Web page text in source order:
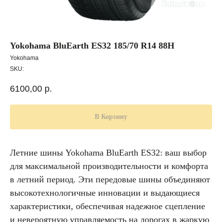
Yokohama BluEarth ES32 185/70 R14 88H
Yokohama
SKU:
6100,00 р.
В Корзину
Летние шины Yokohama BluEarth ES32: ваш выбор
для максимальной производительности и комфорта
в летний период. Эти передовые шины объединяют
высокотехнологичные инновации и выдающиеся
характеристики, обеспечивая надежное сцепление
и невероятную управляемость на дорогах в жаркую